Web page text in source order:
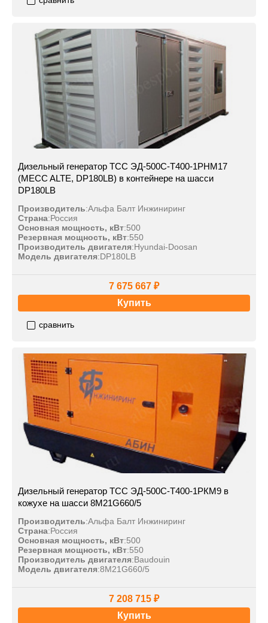
Дизельный генератор ТСС ЭД-500С-Т400-1РНМ17
(MECC ALTE, DP180LB) в контейнере на шасси
DP180LB
Производитель:Альфа Балт Инжиниринг
Страна:Россия
Основная мощность, кВт:500
Резервная мощность, кВт:550
Производитель двигателя:Hyundai-Doosan
Модель двигателя:DP180LB
7 675 667 ₽
Купить
сравнить
Дизельный генератор ТСС ЭД-500С-Т400-1РКМ9 в
кожухе на шасси 8M21G660/5
Производитель:Альфа Балт Инжиниринг
Страна:Россия
Основная мощность, кВт:500
Резервная мощность, кВт:550
Производитель двигателя:Baudouin
Модель двигателя:8M21G660/5
7 208 715 ₽
Купить